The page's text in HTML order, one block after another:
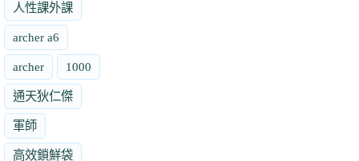
人性課外課
archer a6
archer 1000
通天狄仁傑
軍師
高效鎖鮮袋